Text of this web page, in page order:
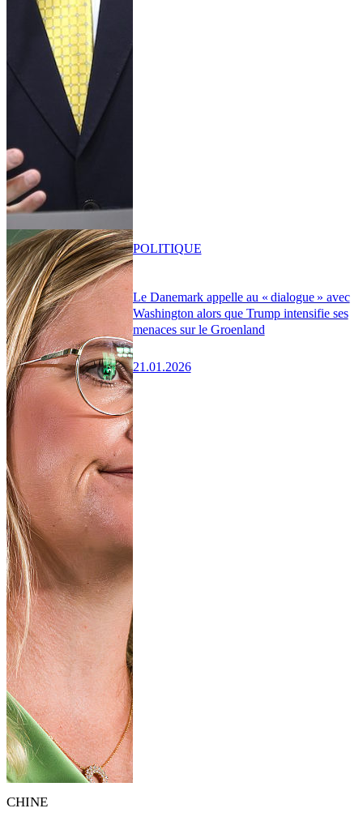
Le Danemark appelle au « dialogue » avec
Washington alors que Trump intensifie ses
menaces sur le Groenland
21.01.2026
POLITIQUE
CHINE